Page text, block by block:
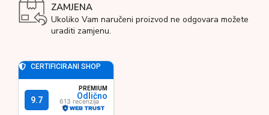
ZAMJENA
Ukoliko Vam naručeni proizvod ne odgovara možete
uraditi zamjenu.